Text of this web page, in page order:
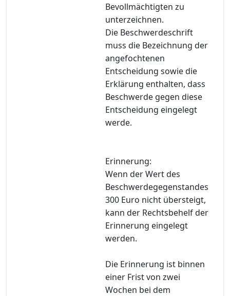
Bevollmächtigten zu
unterzeichnen.
Die Beschwerdeschrift
muss die Bezeichnung der
angefochtenen
Entscheidung sowie die
Erklärung enthalten, dass
Beschwerde gegen diese
Entscheidung eingelegt
werde.
Erinnerung:
Wenn der Wert des
Beschwerdegegenstandes
300 Euro nicht übersteigt,
kann der Rechtsbehelf der
Erinnerung eingelegt
werden.
Die Erinnerung ist binnen
einer Frist von zwei
Wochen bei dem